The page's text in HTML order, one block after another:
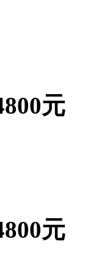
元
元